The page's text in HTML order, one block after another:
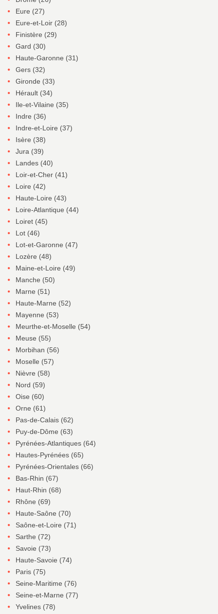
Eure (27)
Eure-et-Loir (28)
Finistère (29)
Gard (30)
Haute-Garonne (31)
Gers (32)
Gironde (33)
Hérault (34)
Ile-et-Vilaine (35)
Indre (36)
Indre-et-Loire (37)
Isère (38)
Jura (39)
Landes (40)
Loir-et-Cher (41)
Loire (42)
Haute-Loire (43)
Loire-Atlantique (44)
Loiret (45)
Lot (46)
Lot-et-Garonne (47)
Lozère (48)
Maine-et-Loire (49)
Manche (50)
Marne (51)
Haute-Marne (52)
Mayenne (53)
Meurthe-et-Moselle (54)
Meuse (55)
Morbihan (56)
Moselle (57)
Nièvre (58)
Nord (59)
Oise (60)
Orne (61)
Pas-de-Calais (62)
Puy-de-Dôme (63)
Pyrénées-Atlantiques (64)
Hautes-Pyrénées (65)
Pyrénées-Orientales (66)
Bas-Rhin (67)
Haut-Rhin (68)
Rhône (69)
Haute-Saône (70)
Saône-et-Loire (71)
Sarthe (72)
Savoie (73)
Haute-Savoie (74)
Paris (75)
Seine-Maritime (76)
Seine-et-Marne (77)
Yvelines (78)